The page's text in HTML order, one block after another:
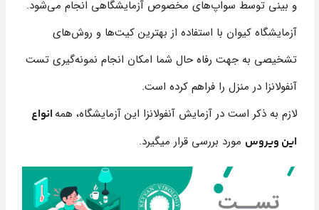
و بینی توسط سواپ‌های مخصوص آزمایشگاهی انجام می‌شود.
آزمایشگاه کیوان با استفاده از بهترین کیت‌ها و روش‌های
تشخیصی به جهت رفاه حال شما امکان انجام نمونه‌گیری تست
آنفولانزا در منزل را فراهم کرده است.
لازم به ذکر است در آزمایش آنفولانزا این آزمایشگاه، همهانواع
این ویروس مورد بررسی قرار میگیرد.